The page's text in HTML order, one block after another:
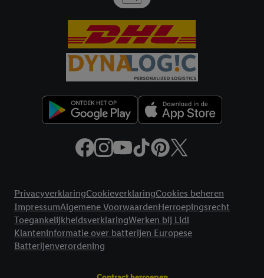
PrivacyverklaringCookieverklaringCookies beheren
ImpressumAlgemene VoorwaardenHerroepingsrecht
ToegankelijkheidsverklaringWerken bij Lidl
Klanteninformatie over batterijen Europese
Batterijenverordening